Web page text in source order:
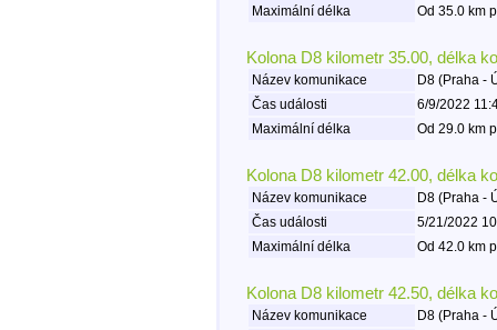
Maximální délka
Od 35.0 km
Kolona D8 kilometr 35.00, délka
Název komunikace
D8 (Praha -
Čas události
6/9/2022
Maximální délka
Od 29.0 km
Kolona D8 kilometr 42.00, délka
Název komunikace
D8 (Praha -
Čas události
5/21/2022
Maximální délka
Od 42.0 km
Kolona D8 kilometr 42.50, délka
Název komunikace
D8 (Praha -